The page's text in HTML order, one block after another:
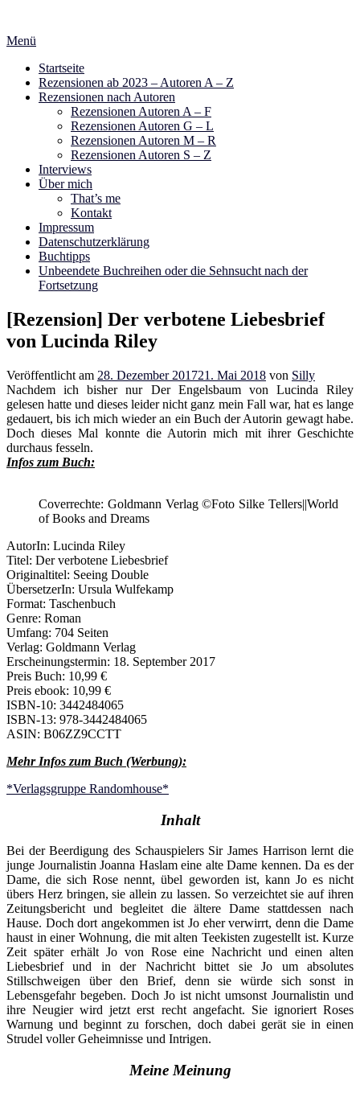
springen
Menü
Startseite
Rezensionen ab 2023 – Autoren A – Z
Rezensionen nach Autoren
Rezensionen Autoren A – F
Rezensionen Autoren G – L
Rezensionen Autoren M – R
Rezensionen Autoren S – Z
Interviews
Über mich
That’s me
Kontakt
Impressum
Datenschutzerklärung
Buchtipps
Unbeendete Buchreihen oder die Sehnsucht nach der
Fortsetzung
[Rezension] Der verbotene Liebesbrief
von Lucinda Riley
Veröffentlicht am 28. Dezember 201721. Mai 2018 von Silly
Nachdem ich bisher nur Der Engelsbaum von Lucinda Riley
gelesen hatte und dieses leider nicht ganz mein Fall war, hat es lange
gedauert, bis ich mich wieder an ein Buch der Autorin gewagt habe.
Doch dieses Mal konnte die Autorin mich mit ihrer Geschichte
durchaus fesseln.
Infos zum Buch:
Coverrechte: Goldmann Verlag ©Foto Silke Tellers||World
of Books and Dreams
AutorIn: Lucinda Riley
Titel: Der verbotene Liebesbrief
Originaltitel: Seeing Double
ÜbersetzerIn: Ursula Wulfekamp
Format: Taschenbuch
Genre: Roman
Umfang: 704 Seiten
Verlag: Goldmann Verlag
Erscheinungstermin: 18. September 2017
Preis Buch: 10,99 €
Preis ebook: 10,99 €
ISBN-10: 3442484065
ISBN-13: 978-3442484065
ASIN: B06ZZ9CCTT
Mehr Infos zum Buch (Werbung):
*Verlagsgruppe Randomhouse*
Inhalt
Bei der Beerdigung des Schauspielers Sir James Harrison lernt die
junge Journalistin Joanna Haslam eine alte Dame kennen. Da es der
Dame, die sich Rose nennt, übel geworden ist, kann Jo es nicht
übers Herz bringen, sie allein zu lassen. So verzeichtet sie auf ihren
Zeitungsbericht und begleitet die ältere Dame stattdessen nach
Hause. Doch dort angekommen ist Jo eher verwirrt, denn die Dame
haust in einer Wohnung, die mit alten Teekisten zugestellt ist. Kurze
Zeit später erhält Jo von Rose eine Nachricht und einen alten
Liebesbrief und in der Nachricht bittet sie Jo um absolutes
Stillschweigen über den Brief, denn sie würde sich sonst in
Lebensgefahr begeben. Doch Jo ist nicht umsonst Journalistin und
ihre Neugier wird jetzt erst recht angefacht. Sie ignoriert Roses
Warnung und beginnt zu forschen, doch dabei gerät sie in einen
Strudel voller Geheimnisse und Intrigen.
Meine Meinung